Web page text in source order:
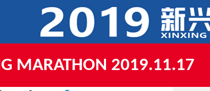
际半程马拉松 2019.11.17
MARATHON 2019.11.17